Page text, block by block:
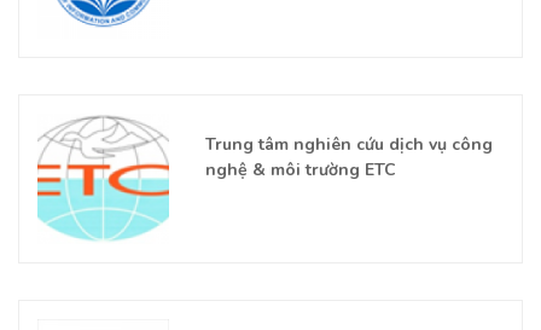
Trung tâm nghiên cứu dịch vụ công
nghệ & môi trường ETC